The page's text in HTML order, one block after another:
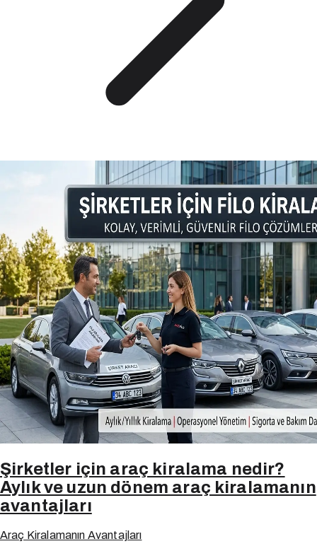
Şirketler için araç kiralama nedir?
Aylık ve uzun dönem araç kiralamanın
avantajları
Araç Kiralamanın Avantajları